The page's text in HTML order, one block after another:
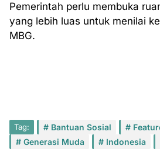
Pemerintah perlu membuka
yang lebih luas untuk menilai
MBG.
Tag: Bantuan Sosial
Generasi Muda
Indonesia